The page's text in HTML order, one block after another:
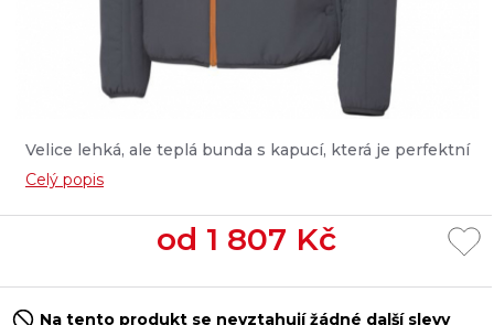
Velice lehká, ale teplá bunda s kapucí, která je perfektní
jako střední vrstva, která vás zahřeje během chladných
měsíců, ale může posloužit také jako vrchní lehká bunda,
díky 100% větru odolnosti....
Celý popis
od 1 807 Kč
Na tento produkt se nevztahují žádné další slevy